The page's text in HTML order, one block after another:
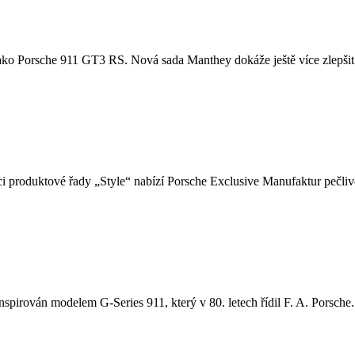
Porsche 911 GT3 RS. Nová sada Manthey dokáže ještě více
řady „Style“ nabízí Porsche Exclusive Manufaktur
modelem G-Series 911, který v 80. letech řídil F. A.